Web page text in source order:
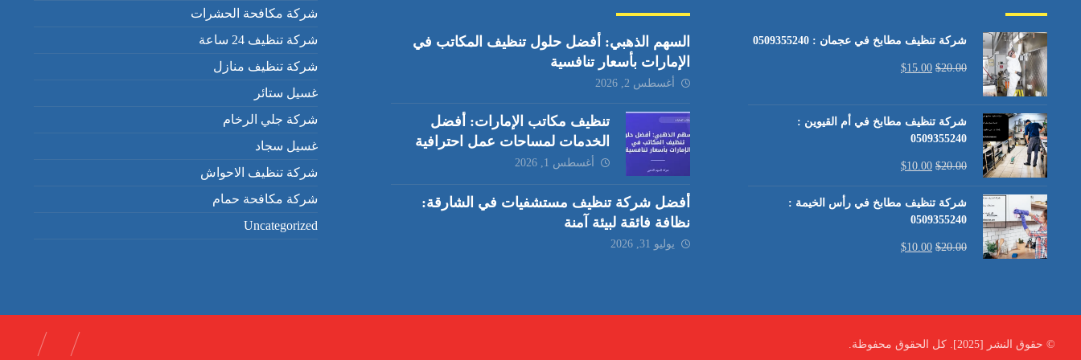
شركة تنظيف مطابخ في عجمان : 0509355240
$20.00
$15.00
شركة تنظيف مطابخ في أم القيوين :
0509355240
$20.00
$10.00
شركة تنظيف مطابخ في رأس الخيمة :
0509355240
$20.00
$10.00
السهم الذهبي: أفضل حلول تنظيف المكاتب في
الإمارات بأسعار تنافسية
أغسطس 2, 2026
تنظيف مكاتب الإمارات: أفضل
الخدمات لمساحات عمل احترافية
أغسطس 1, 2026
أفضل شركة تنظيف مستشفيات في الشارقة:
نظافة فائقة لبيئة آمنة
يوليو 31, 2026
شركة مكافحة الحشرات
شركة تنظيف 24 ساعة
شركة تنظيف منازل
غسيل ستائر
شركة جلي الرخام
غسيل سجاد
شركة تنظيف الاحواش
شركة مكافحة حمام
Uncategorized
© حقوق النشر [2025]. كل الحقوق محفوظة.